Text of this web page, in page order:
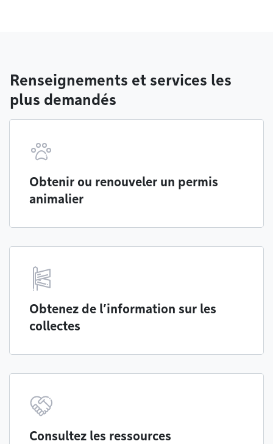
Renseignements et services les
plus demandés
Obtenir ou renouveler un permis
animalier
Obtenez de l’information sur les
collectes
Consultez les ressources